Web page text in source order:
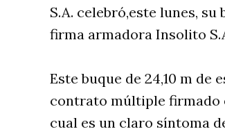
S.A. celebró,este lunes,
firma armadora Insolito
Este buque de 24,10 m de
contrato múltiple firmado
cual es un claro síntoma